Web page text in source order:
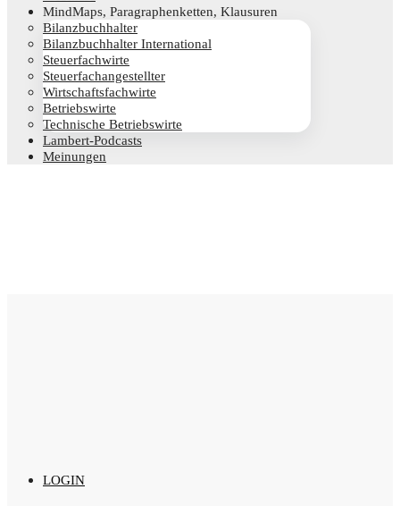
Mind­Maps, Para­gra­phen­ket­ten, Klausuren
Bilanz­buch­hal­ter
Bilanz­buch­hal­ter International
Steu­er­fach­wir­te
Steu­er­fach­an­ge­stell­ter
Wirt­schafts­fach­wir­te
Betriebs­wir­te
Tech­ni­sche Betriebswirte
Lam­­bert-Pod­­casts
Mei­nun­gen
LOGIN